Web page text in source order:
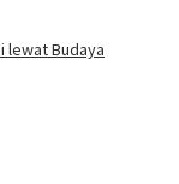
lewat Budaya